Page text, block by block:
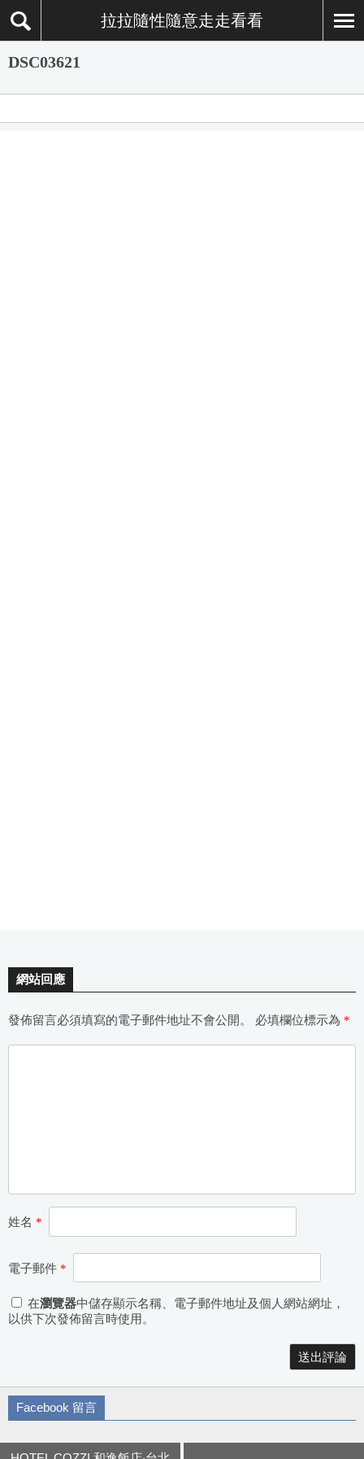
拉拉隨性隨意走走看看
DSC03621
網站回應
發佈留言必須填寫的電子郵件地址不會公開。 必填欄位標示為 *
姓名 *
電子郵件 *
在瀏覽器中儲存顯示名稱、電子郵件地址及個人網站網址，
以供下次發佈留言時使用。
Facebook 留言